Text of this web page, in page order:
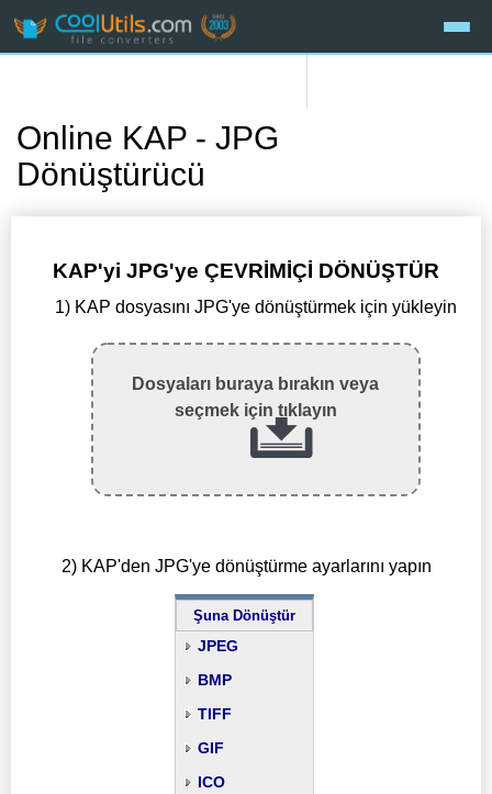
Online KAP - JPG
Dönüştürücü
KAP'yi JPG'ye ÇEVRİMİÇİ DÖNÜŞTÜR
1) KAP dosyasını JPG'ye dönüştürmek için yükleyin
Dosyaları buraya bırakın veya
seçmek için tıklayın
2) KAP'den JPG'ye dönüştürme ayarlarını yapın
Şuna Dönüştür
JPEG
BMP
TIFF
GIF
ICO